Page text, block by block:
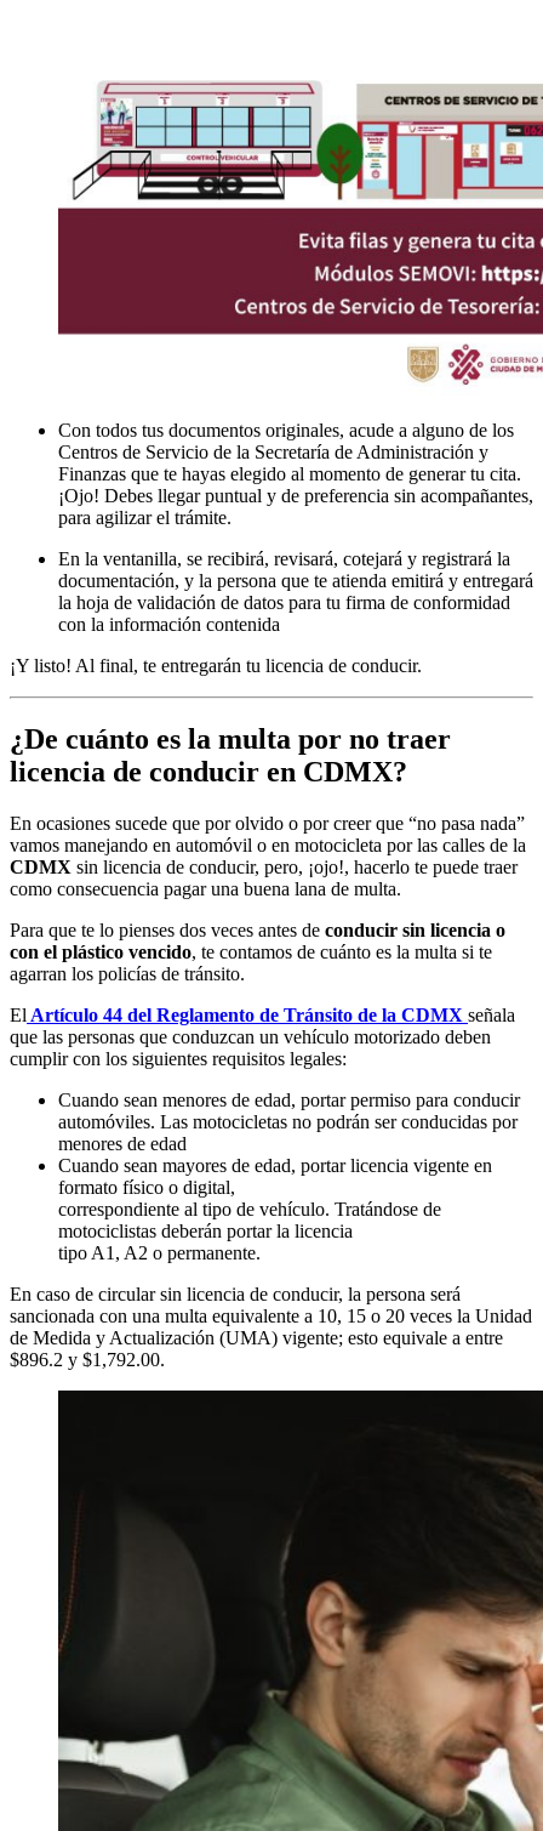
Con todos tus documentos originales, acude a alguno de los
Centros de Servicio de la Secretaría de Administración y
Finanzas que te hayas elegido al momento de generar tu cita.
¡Ojo! Debes llegar puntual y de preferencia sin acompañantes,
para agilizar el trámite.
En la ventanilla, se recibirá, revisará, cotejará y registrará la
documentación, y la persona que te atienda emitirá y entregará
la hoja de validación de datos para tu firma de conformidad
con la información contenida
¡Y listo! Al final, te entregarán tu licencia de conducir.
¿De cuánto es la multa por no traer
licencia de conducir en CDMX?
En ocasiones sucede que por olvido o por creer que “no pasa nada”
vamos manejando en automóvil o en motocicleta por las calles de la
CDMX sin licencia de conducir, pero, ¡ojo!, hacerlo te puede traer
como consecuencia pagar una buena lana de multa.
Para que te lo pienses dos veces antes de conducir sin licencia o
con el plástico vencido, te contamos de cuánto es la multa si te
agarran los policías de tránsito.
El Artículo 44 del Reglamento de Tránsito de la CDMX señala
que las personas que conduzcan un vehículo motorizado deben
cumplir con los siguientes requisitos legales:
Cuando sean menores de edad, portar permiso para conducir
automóviles. Las motocicletas no podrán ser conducidas por
menores de edad
Cuando sean mayores de edad, portar licencia vigente en
formato físico o digital,
correspondiente al tipo de vehículo. Tratándose de
motociclistas deberán portar la licencia
tipo A1, A2 o permanente.
En caso de circular sin licencia de conducir, la persona será
sancionada con una multa equivalente a 10, 15 o 20 veces la Unidad
de Medida y Actualización (UMA) vigente; esto equivale a entre
$896.2 y $1,792.00.